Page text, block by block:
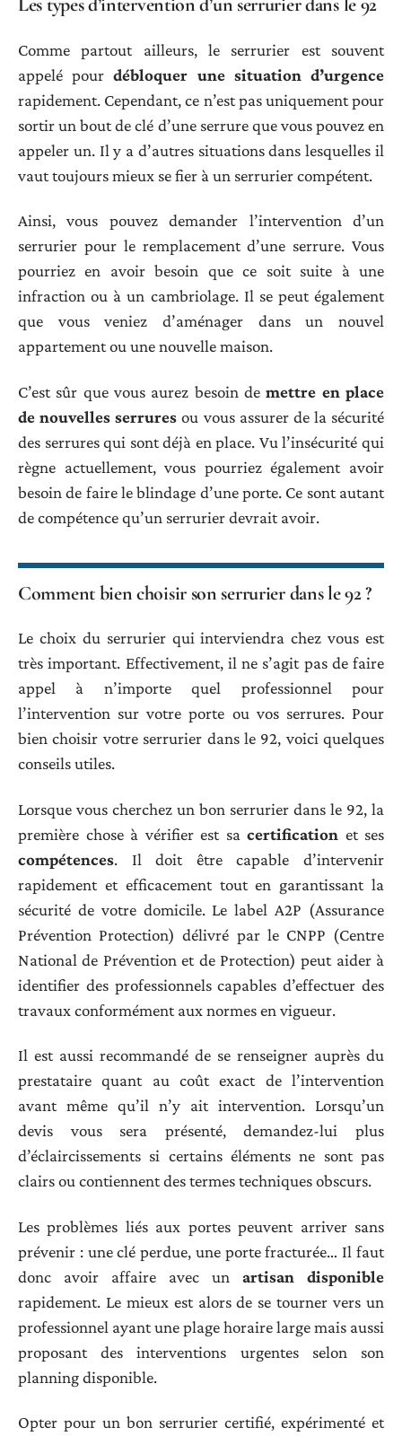
Comme partout ailleurs, le serrurier est souvent
appelé pourdébloquer une situation d’urgence
rapidement. Cependant, ce n’est pas uniquement pour
sortir un bout de clé d’une serrure que vous pouvez en
appeler un. Il y a d’autres situations dans lesquelles il
vaut toujours mieux se fier à un serrurier compétent.
Ainsi, vous pouvez demander l’intervention d’un
serrurier pour le remplacement d’une serrure. Vous
pourriez en avoir besoin que ce soit suite à une
infraction ou à un cambriolage. Il se peut également
que vous veniez d’aménager dans un nouvel
appartement ou une nouvelle maison.
C’est sûr que vous aurez besoin demettre en place
de nouvelles serrures ou vous assurer de la sécurité
des serrures qui sont déjà en place. Vu l’insécurité qui
règne actuellement, vous pourriez également avoir
besoin de faire le blindage d’une porte. Ce sont autant
de compétence qu’un serrurier devrait avoir.
Comment bien choisir son serrurier dans le 92 ?
Le choix du serrurier qui interviendra chez vous est
très important. Effectivement, il ne s’agit pas de faire
appel à n’importe quel professionnel pour
l’intervention sur votre porte ou vos serrures. Pour
bien choisir votre serrurier dans le 92, voici quelques
conseils utiles.
Lorsque vous cherchez un bon serrurier dans le 92, la
première chose à vérifier est sa certification et ses
compétences. Il doit être capable d’intervenir
rapidement et efficacement tout en garantissant la
sécurité de votre domicile. Le label A2P (Assurance
Prévention Protection) délivré par le CNPP (Centre
National de Prévention et de Protection) peut aider à
identifier des professionnels capables d’effectuer des
travaux conformément aux normes en vigueur.
Il est aussi recommandé de se renseigner auprès du
prestataire quant au coût exact de l’intervention
avant même qu’il n’y ait intervention. Lorsqu’un
devis vous sera présenté, demandez-lui plus
d’éclaircissements si certains éléments ne sont pas
clairs ou contiennent des termes techniques obscurs.
Les problèmes liés aux portes peuvent arriver sans
prévenir : une clé perdue, une porte fracturée… Il faut
donc avoir affaire avec un artisan disponible
rapidement. Le mieux est alors de se tourner vers un
professionnel ayant une plage horaire large mais aussi
proposant des interventions urgentes selon son
planning disponible.
Opter pour un bon serrurier certifié, expérimenté et